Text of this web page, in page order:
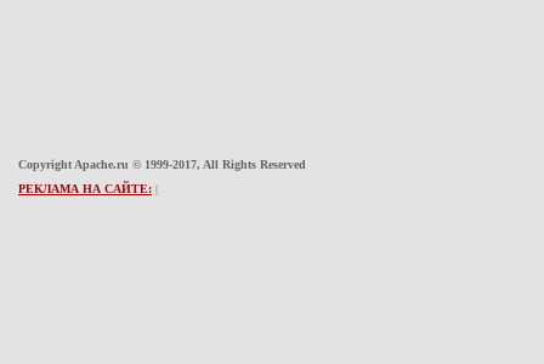
Copyright Apache.ru © 1999-2017, All Rights Reserved
РЕКЛАМА НА САЙТЕ: |